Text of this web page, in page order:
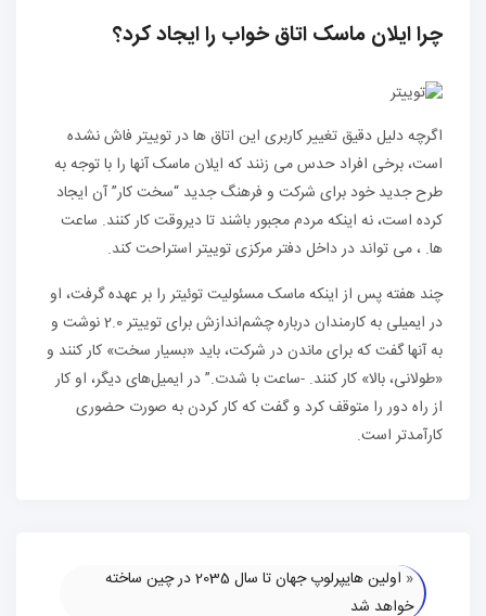
چرا ایلان ماسک اتاق خواب را ایجاد کرد؟
اگرچه دلیل دقیق تغییر کاربری این اتاق ها در توییتر فاش نشده
است، برخی افراد حدس می زنند که ایلان ماسک آنها را با توجه به
طرح جدید خود برای شرکت و فرهنگ جدید “سخت کار” آن ایجاد
کرده است، نه اینکه مردم مجبور باشند تا دیروقت کار کنند. ساعت
ها. ، می تواند در داخل دفتر مرکزی توییتر استراحت کند.
چند هفته پس از اینکه ماسک مسئولیت توئیتر را بر عهده گرفت، او
در ایمیلی به کارمندان درباره چشم‌اندازش برای توییتر 2.0 نوشت و
به آنها گفت که برای ماندن در شرکت، باید «بسیار سخت» کار کنند و
«طولانی، بالا» کار کنند. -ساعت با شدت.” در ایمیل‌های دیگر، او کار
از راه دور را متوقف کرد و گفت که کار کردن به صورت حضوری
کارآمدتر است.
«
اولین هایپرلوپ جهان تا سال 2035 در چین ساخته
خواهد شد